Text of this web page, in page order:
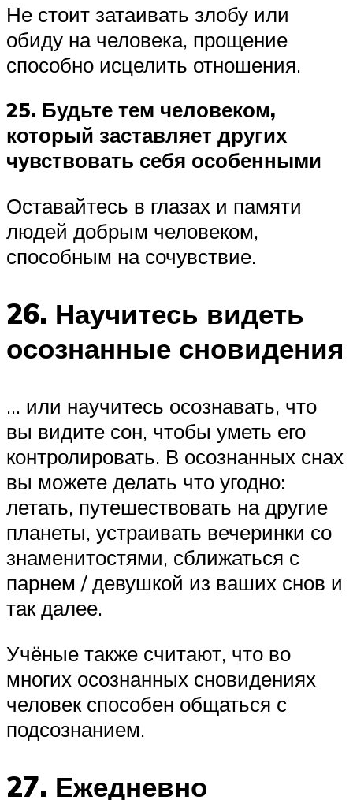
Не стоит затаивать злобу или
обиду на человека, прощение
способно исцелить отношения.
25. Будьте тем человеком,
который заставляет других
чувствовать себя особенными
Оставайтесь в глазах и памяти
людей добрым человеком,
способным на сочувствие.
26. Научитесь видеть
осознанные сновидения
… или научитесь осознавать, что
вы видите сон, чтобы уметь его
контролировать. В осознанных снах
вы можете делать что угодно:
летать, путешествовать на другие
планеты, устраивать вечеринки со
знаменитостями, сближаться с
парнем / девушкой из ваших снов и
так далее.
Учёные также считают, что во
многих осознанных сновидениях
человек способен общаться с
подсознанием.
27. Ежедневно